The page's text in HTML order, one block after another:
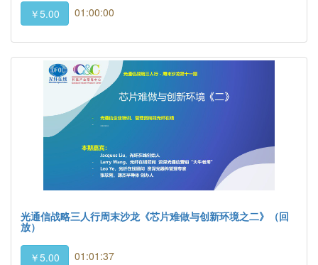
￥5.00 01:00:00
光通信战略三人行周末沙龙《芯片难做与创新环境之二》（回
放）
￥5.00 01:01:37